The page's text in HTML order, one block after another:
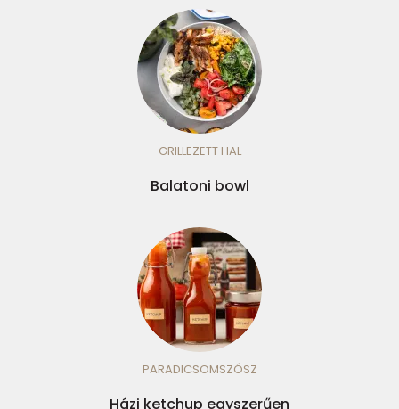
GRILLEZETT HAL
Balatoni bowl
PARADICSOMSZÓSZ
Házi ketchup egyszerűen